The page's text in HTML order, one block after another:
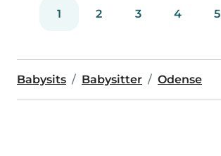
1 2 3 4 5
Babysits Babysitter Odense